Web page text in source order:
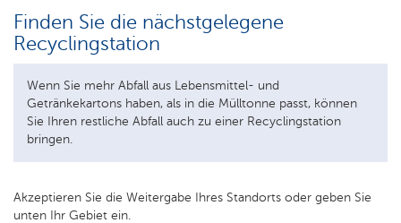
Finden Sie die nächstgelegene
Recyclingstation
Wenn Sie mehr Abfall aus Lebensmittel- und
Getränkekartons haben, als in die Mülltonne passt, können
Sie Ihren restliche Abfall auch zu einer Recyclingstation
bringen.
Akzeptieren Sie die Weitergabe Ihres Standorts oder geben Sie
unten Ihr Gebiet ein.